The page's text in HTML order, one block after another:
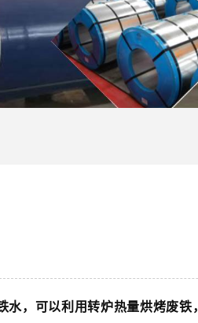
水，可以利用转炉热量烘烤废